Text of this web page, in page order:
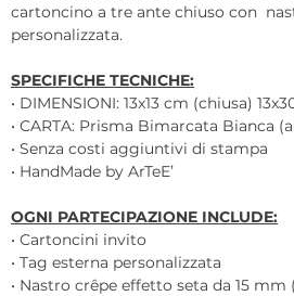
cartoncino a tre ante chiuso con
personalizzata.
SPECIFICHE TECNICHE:
• DIMENSIONI: 13x13 cm (chiusa)
• CARTA: Prisma Bimarcata Bianca
• Senza costi aggiuntivi di stampa
• HandMade by ArTeE’
OGNI PARTECIPAZIONE INCLUDE:
• Cartoncini invito
• Tag esterna personalizzata
• Nastro crêpe effetto seta da 15 mm